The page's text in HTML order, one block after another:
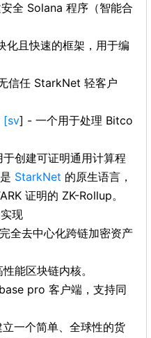
全 Solana 程序（智能合
化且快速的框架，用于编
信任 StarkNet 轻客户
[sv] - 一个用于处理 Bitco
创建可证明通用计算程
StarkNet 的原生语言，
证明的 ZK-Rollup。
现
全去中心化跨链加密资产
能区块链内核。
pro 客户端，支持同
一个简单、全球性的货